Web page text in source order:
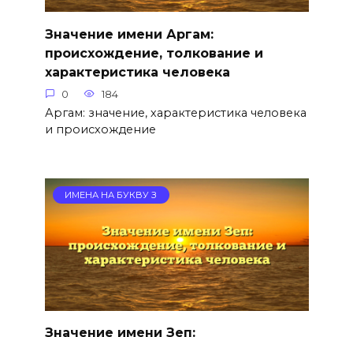
Значение имени Аргам:
происхождение, толкование и
характеристика человека
0 184
Аргам: значение, характеристика человека
и происхождение
ИМЕНА НА БУКВУ З
Значение имени Зеп: